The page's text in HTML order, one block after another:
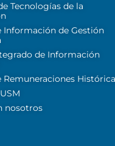
Tecnologías de la
Información de Gestión
de Información
Remuneraciones
nosotros